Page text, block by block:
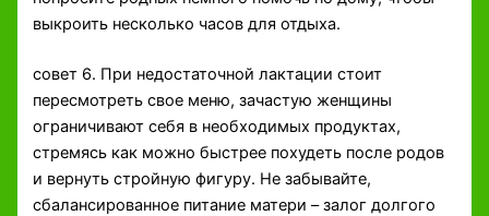
выкроить несколько часов для отдыха.
совет 6. При недостаточной лактации стоит
пересмотреть свое меню, зачастую женщины
ограничивают себя в необходимых продуктах,
стремясь как можно быстрее похудеть после родов
и вернуть стройную фигуру. Не забывайте,
сбалансированное питание матери – залог долгого